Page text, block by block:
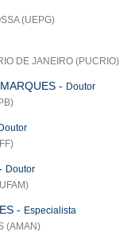
(UEPG)
DE JANEIRO (PUCRIO)
- Doutor
Doutor
- Especialista
(AMAN)